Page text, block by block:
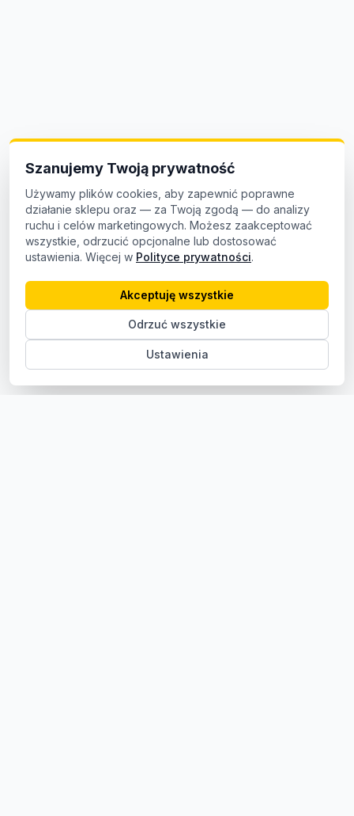
Szanujemy Twoją prywatność
Używamy plików cookies, aby zapewnić poprawne
działanie sklepu oraz — za Twoją zgodą — do analizy
ruchu i celów marketingowych. Możesz zaakceptować
wszystkie, odrzucić opcjonalne lub dostosować
ustawienia. Więcej w Polityce prywatności.
Ustawienia
Odrzuć wszystkie
Akceptuję wszystkie